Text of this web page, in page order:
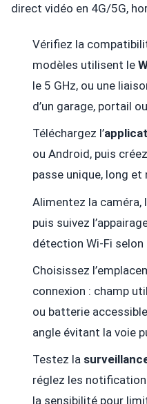
direct vidéo en 4G/5G,
Vérifiez la
modèles utilisent le
le 5 GHz, ou une
d’un garage, portail
Téléchargez l’
ou Android, puis
passe unique, long et
Alimentez la caméra,
puis suivez
détection Wi-Fi selon
Choisissez
connexion : champ
ou batterie
angle évitant la voie
Testez la
réglez les
la sensibilité pour